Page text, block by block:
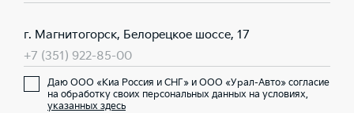
г. Магнитогорск, Белорецкое шоссе, 17
+7 (351) 922-85-00
Даю ООО «Киа Россия и СНГ» и ООО «Урал-Авто» согласие
на обработку своих персональных данных на условиях,
указанных здесь